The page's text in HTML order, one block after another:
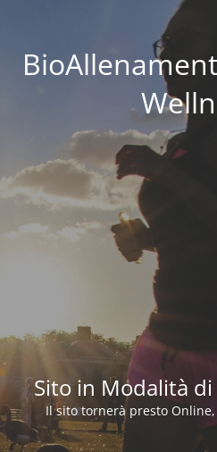
Sito in Modalità
Il sito tornerà presto